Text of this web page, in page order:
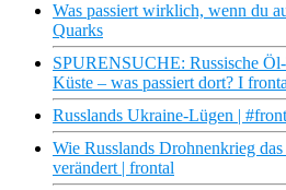
Was passiert wirklich, wenn du
Quarks
SPURENSUCHE: Russische
Küste – was passiert dort? I
Russlands Ukraine-Lügen |
Wie Russlands Drohnenkrieg
verändert | frontal